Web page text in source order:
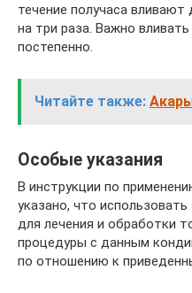
течение получаса
на три раза. Важно
постепенно.
Читайте также:
Особые указания
В инструкции по
указано, что
для лечения и обработки
процедуры с данным
по отношению к